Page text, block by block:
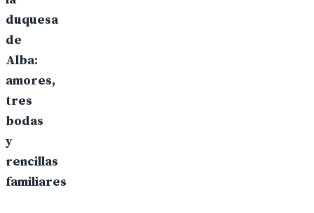
duquesa
de
Alba:
amores,
tres
bodas
y
rencillas
familiares